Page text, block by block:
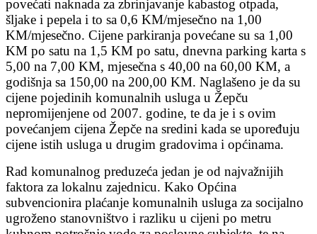
povećati naknada za zbrinjavanje kabastog otpada,
šljake i pepela i to sa 0,6 KM/mjesečno na 1,00
KM/mjesečno. Cijene parkiranja povećane su sa 1,00
KM po satu na 1,5 KM po satu, dnevna parking karta s
5,00 na 7,00 KM, mjesečna s 40,00 na 60,00 KM, a
godišnja sa 150,00 na 200,00 KM. Naglašeno je da su
cijene pojedinih komunalnih usluga u Žepču
nepromijenjene od 2007. godine, te da je i s ovim
povećanjem cijena Žepče na sredini kada se upoređuju
cijene istih usluga u drugim gradovima i općinama.
Rad komunalnog preduzeća jedan je od najvažnijih
faktora za lokalnu zajednicu. Kako Općina
subvencionira plaćanje komunalnih usluga za socijalno
ugroženo stanovništvo i razliku u cijeni po metru